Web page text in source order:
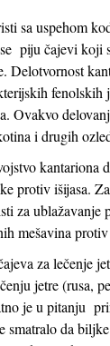
sa uspehom
piju čajevi koji
Delotvornost
Ovakvo
i drugih
kantariona
protiv išijasa.
za
mešavina
za lečenje
jetre (rusa,
je u pitanju
smatralo da